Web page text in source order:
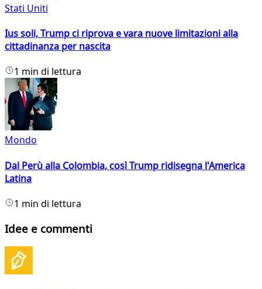
Stati Uniti
Ius soli, Trump ci riprova e vara nuove limitazioni alla
cittadinanza per nascita
1 min di lettura
Mondo
Dal Perù alla Colombia, così Trump ridisegna l'America
Latina
1 min di lettura
Idee e commenti